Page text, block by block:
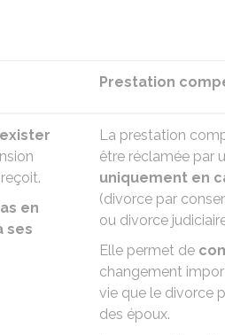
Prestation
en
ses
La prestation
être réclamée par
uniquement en
(divorce par
ou divorce
Elle permet de
changement
vie que le divorce
des époux.